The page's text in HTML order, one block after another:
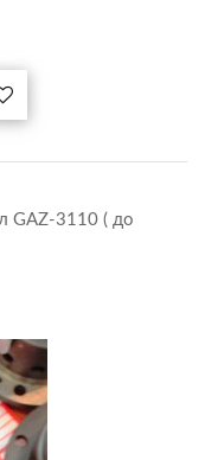
GAZ-3110 ( до